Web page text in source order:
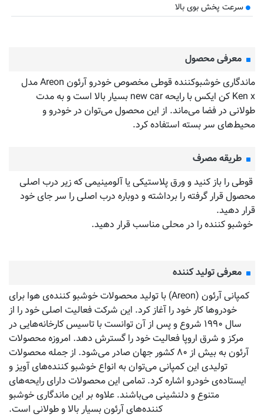
سرعت پخش بوی بالا
معرفی محصول
ماندگاری خوشبوکننده قوطی مخصوص خودرو آرئون Areon مدل
Ken x کن ایکس با رایحه new car بسیار بالا است و به مدت
طولانی در فضا می‌ماند. از این محصول می‌توان در خودرو و
محیط‌های سر بسته استفاده کرد.
طریقه مصرف
قوطی را باز کنید و ورق پلاستیکی یا آلومینیمی که زیر درب اصلی
محصول قرار گرفته را برداشته و دوباره درب اصلی را سر جای خود
قرار دهید.
خوشبو کننده را در محلی مناسب قرار دهید.
معرفی تولید کننده
کمپانی آرئون (Areon) با تولید محصولات خوشبو کننده‌‌ی هوا برای
خودروها کار خود را آغاز کرد. این شرکت فعالیت اصلی خود را از
سال ۱۹۹۰ شروع و پس از آن توانست با تاسیس کارخانه‌هایی در
مرکز و شرق اروپا فعالیت خود را گسترش دهد. امروزه محصولات
آرئون به بیش از ۸۰ کشور جهان صادر می‌شود. از جمله محصولات
تولیدی این کمپانی می‌توان به انواع خوشبو کننده‌های آویز و
ایستاده‌ی خودرو اشاره کرد. تمامی این محصولات دارای رایحه‌های
متنوع و دلنشینی می‌باشند. علاوه بر این ماندگاری خوشبو
کننده‌های آرئون بسیار بالا و طولانی است.